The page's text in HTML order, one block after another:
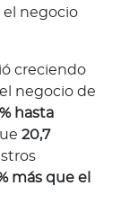
el negocio
creciendo
negocio de
hasta
20,7
más que el